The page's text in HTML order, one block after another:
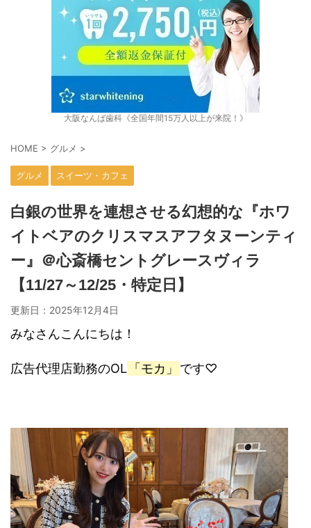
大阪なんば歯科《全国年間15万人以上が来院！》
HOME > グルメ >
グルメ スイーツ・カフェ
白銀の世界を連想させる幻想的な『ホワ
イトベアのクリスマスアフタヌーンティ
ー』＠心斎橋セントグレースヴィラ
【11/27～12/25・特定日】
更新日： 2025年12月4日
みなさんこんにちは！
広告代理店勤務のOL 「モカ」 です♡